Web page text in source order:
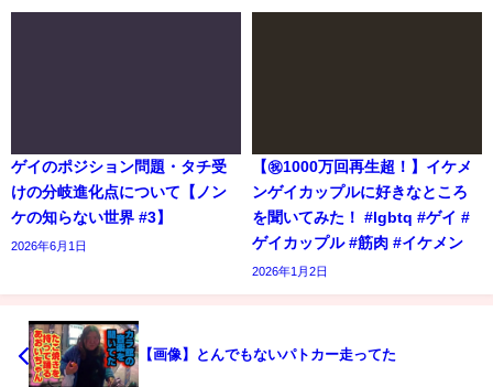
ゲイのポジション問題・タチ受
けの分岐進化点について【ノン
ケの知らない世界 #3】
2026年6月1日
【㊗️1000万回再生超！】イケメ
ンゲイカップルに好きなところ
を聞いてみた！ #lgbtq #ゲイ #
ゲイカップル #筋肉 #イケメン
2026年1月2日
【画像】とんでもないパトカー走ってた